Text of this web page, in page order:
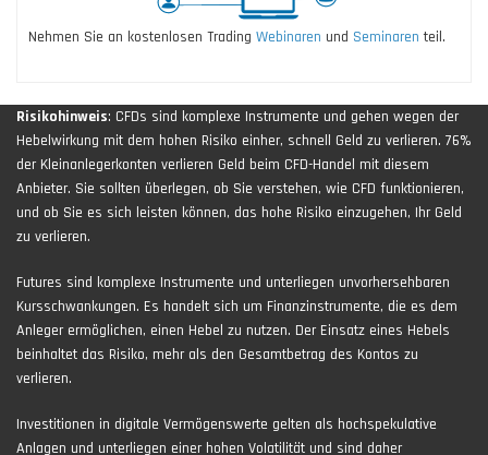
Nehmen Sie an kostenlosen Trading Webinaren und Seminaren teil.
Risikohinweis: CFDs sind komplexe Instrumente und gehen wegen der
Hebelwirkung mit dem hohen Risiko einher, schnell Geld zu verlieren. 76%
der Kleinanlegerkonten verlieren Geld beim CFD-Handel mit diesem
Anbieter. Sie sollten überlegen, ob Sie verstehen, wie CFD funktionieren,
und ob Sie es sich leisten können, das hohe Risiko einzugehen, Ihr Geld
zu verlieren.
Futures sind komplexe Instrumente und unterliegen unvorhersehbaren
Kursschwankungen. Es handelt sich um Finanzinstrumente, die es dem
Anleger ermöglichen, einen Hebel zu nutzen. Der Einsatz eines Hebels
beinhaltet das Risiko, mehr als den Gesamtbetrag des Kontos zu
verlieren.
Investitionen in digitale Vermögenswerte gelten als hochspekulative
Anlagen und unterliegen einer hohen Volatilität und sind daher